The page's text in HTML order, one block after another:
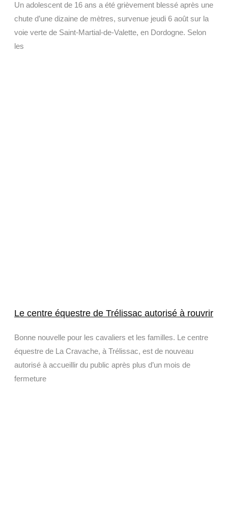
Un adolescent de 16 ans a été grièvement blessé après une
chute d’une dizaine de mètres, survenue jeudi 6 août sur la
voie verte de Saint-Martial-de-Valette, en Dordogne. Selon
les
Le centre équestre de Trélissac autorisé à rouvrir
Bonne nouvelle pour les cavaliers et les familles. Le centre
équestre de La Cravache, à Trélissac, est de nouveau
autorisé à accueillir du public après plus d’un mois de
fermeture